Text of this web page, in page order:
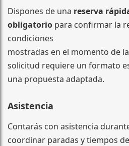
Dispones de una reserva
obligatorio para confirmar la
condiciones
mostradas en el momento de
solicitud requiere un formato
una propuesta adaptada.
Asistencia
Contarás con asistencia
coordinar paradas y tiempos